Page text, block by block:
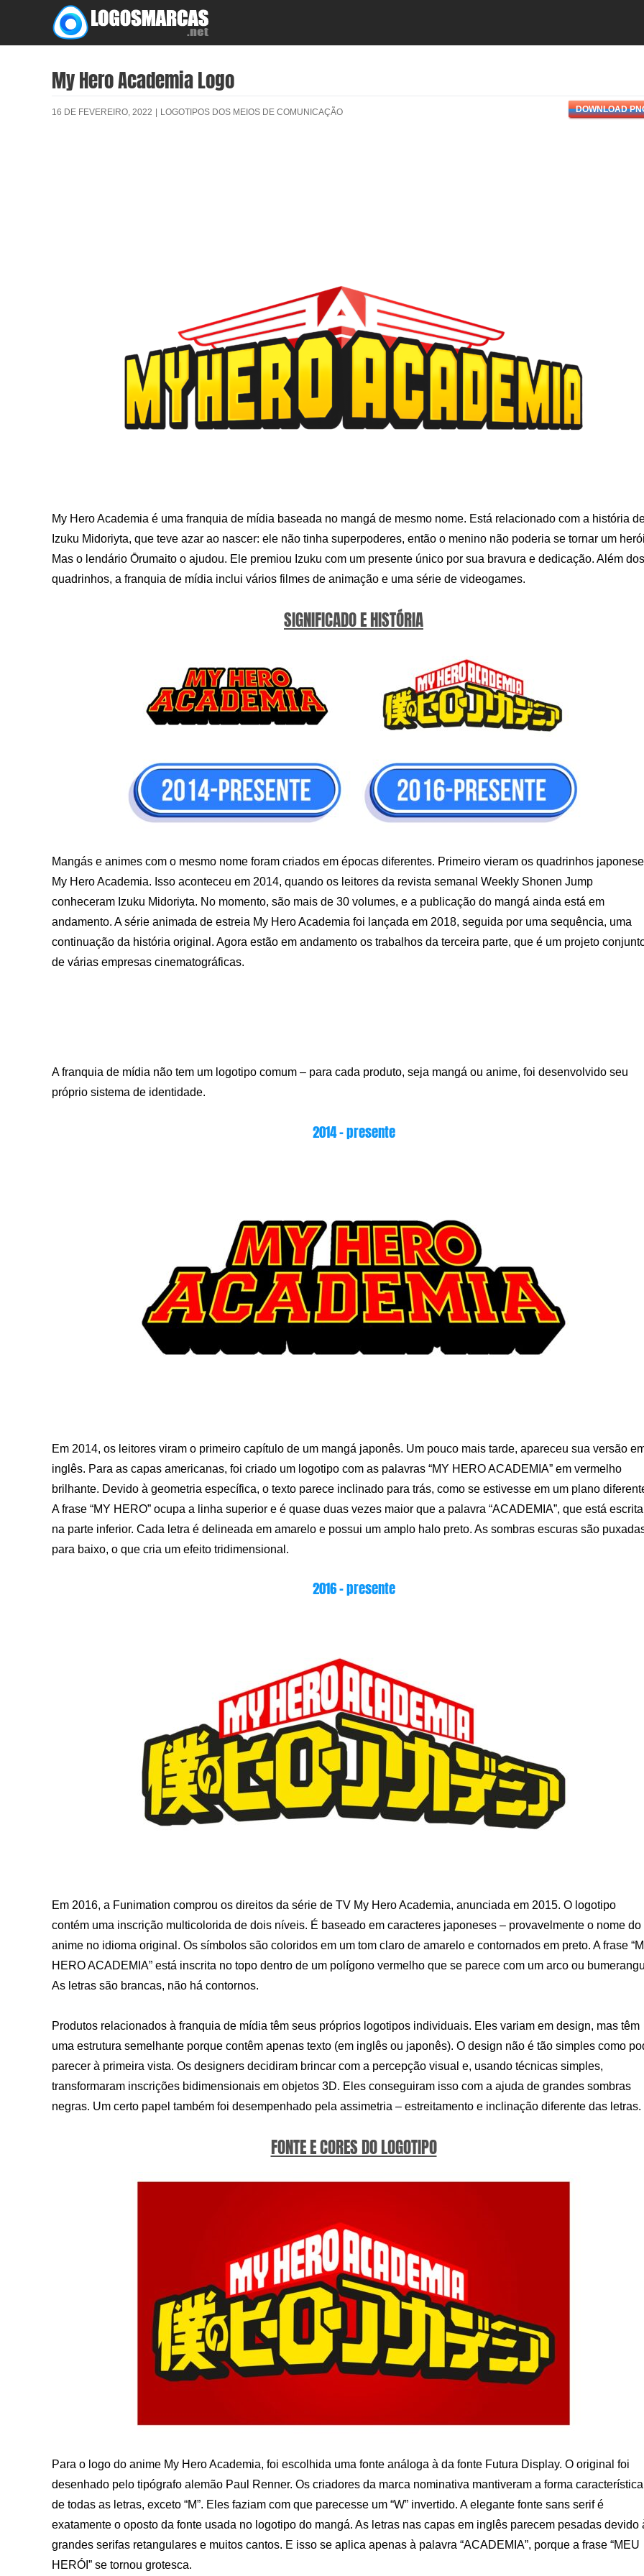
content
My Hero Academia Logo
16 DE FEVEREIRO, 2022 | LOGOTIPOS DOS MEIOS DE COMUNICAÇÃO DOWNLOAD
My Hero Academia é uma franquia de mídia baseada no mangá de mesmo nome. Está relacionado com a história
Izuku Midoriyta, que teve azar ao nascer: ele não tinha superpoderes, então o menino não poderia se tornar um
Mas o lendário Ōrumaito o ajudou. Ele premiou Izuku com um presente único por sua bravura e dedicação. Além dos
quadrinhos, a franquia de mídia inclui vários filmes de animação e uma série de videogames.
SIGNIFICADO E HISTÓRIA
Mangás e animes com o mesmo nome foram criados em épocas diferentes. Primeiro vieram os quadrinhos
My Hero Academia. Isso aconteceu em 2014, quando os leitores da revista semanal Weekly Shonen Jump
conheceram Izuku Midoriyta. No momento, são mais de 30 volumes, e a publicação do mangá ainda está em
andamento. A série animada de estreia My Hero Academia foi lançada em 2018, seguida por uma sequência, uma
continuação da história original. Agora estão em andamento os trabalhos da terceira parte, que é um projeto
de várias empresas cinematográficas.
A franquia de mídia não tem um logotipo comum – para cada produto, seja mangá ou anime, foi desenvolvido seu
próprio sistema de identidade.
2014 – presente
Em 2014, os leitores viram o primeiro capítulo de um mangá japonês. Um pouco mais tarde, apareceu sua versão
inglês. Para as capas americanas, foi criado um logotipo com as palavras “MY HERO ACADEMIA” em vermelho
brilhante. Devido à geometria específica, o texto parece inclinado para trás, como se estivesse em um plano
A frase “MY HERO” ocupa a linha superior e é quase duas vezes maior que a palavra “ACADEMIA”, que está escrita
na parte inferior. Cada letra é delineada em amarelo e possui um amplo halo preto. As sombras escuras são
para baixo, o que cria um efeito tridimensional.
2016 – presente
Em 2016, a Funimation comprou os direitos da série de TV My Hero Academia, anunciada em 2015. O logotipo
contém uma inscrição multicolorida de dois níveis. É baseado em caracteres japoneses – provavelmente o nome do
anime no idioma original. Os símbolos são coloridos em um tom claro de amarelo e contornados em preto. A frase
HERO ACADEMIA” está inscrita no topo dentro de um polígono vermelho que se parece com um arco ou
As letras são brancas, não há contornos.
Produtos relacionados à franquia de mídia têm seus próprios logotipos individuais. Eles variam em design, mas têm
uma estrutura semelhante porque contêm apenas texto (em inglês ou japonês). O design não é tão simples como
parecer à primeira vista. Os designers decidiram brincar com a percepção visual e, usando técnicas simples,
transformaram inscrições bidimensionais em objetos 3D. Eles conseguiram isso com a ajuda de grandes sombras
negras. Um certo papel também foi desempenhado pela assimetria – estreitamento e inclinação diferente das letras.
FONTE E CORES DO LOGOTIPO
Para o logo do anime My Hero Academia, foi escolhida uma fonte análoga à da fonte Futura Display. O original foi
desenhado pelo tipógrafo alemão Paul Renner. Os criadores da marca nominativa mantiveram a forma característica
de todas as letras, exceto “M”. Eles faziam com que parecesse um “W” invertido. A elegante fonte sans serif é
exatamente o oposto da fonte usada no logotipo do mangá. As letras nas capas em inglês parecem pesadas devido
grandes serifas retangulares e muitos cantos. E isso se aplica apenas à palavra “ACADEMIA”, porque a frase “MEU
HERÓI” se tornou grotesca.